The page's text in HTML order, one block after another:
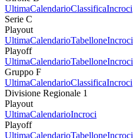
UltimaCalendarioClassificaIncroci
Serie C
Playout
UltimaCalendarioTabelloneIncroci
Playoff
UltimaCalendarioTabelloneIncroci
Gruppo F
UltimaCalendarioClassificaIncroci
Divisione Regionale 1
Playout
UltimaCalendarioIncroci
Playoff
UltimaCalendarioTabelloneIncroci